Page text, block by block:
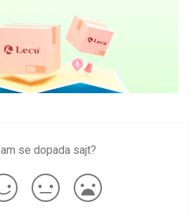
se dopada sajt?